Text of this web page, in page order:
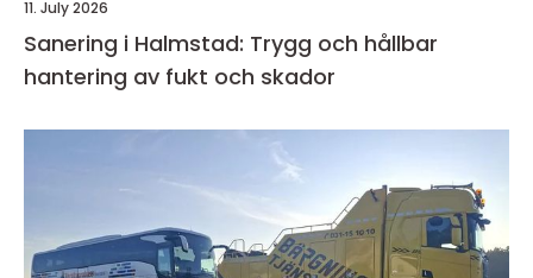
11. July 2026
Sanering i Halmstad: Trygg och hållbar
hantering av fukt och skador